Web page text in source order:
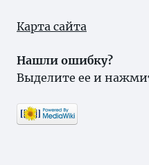
Карта сайта
Нашли ошибку?
Выделите ее и